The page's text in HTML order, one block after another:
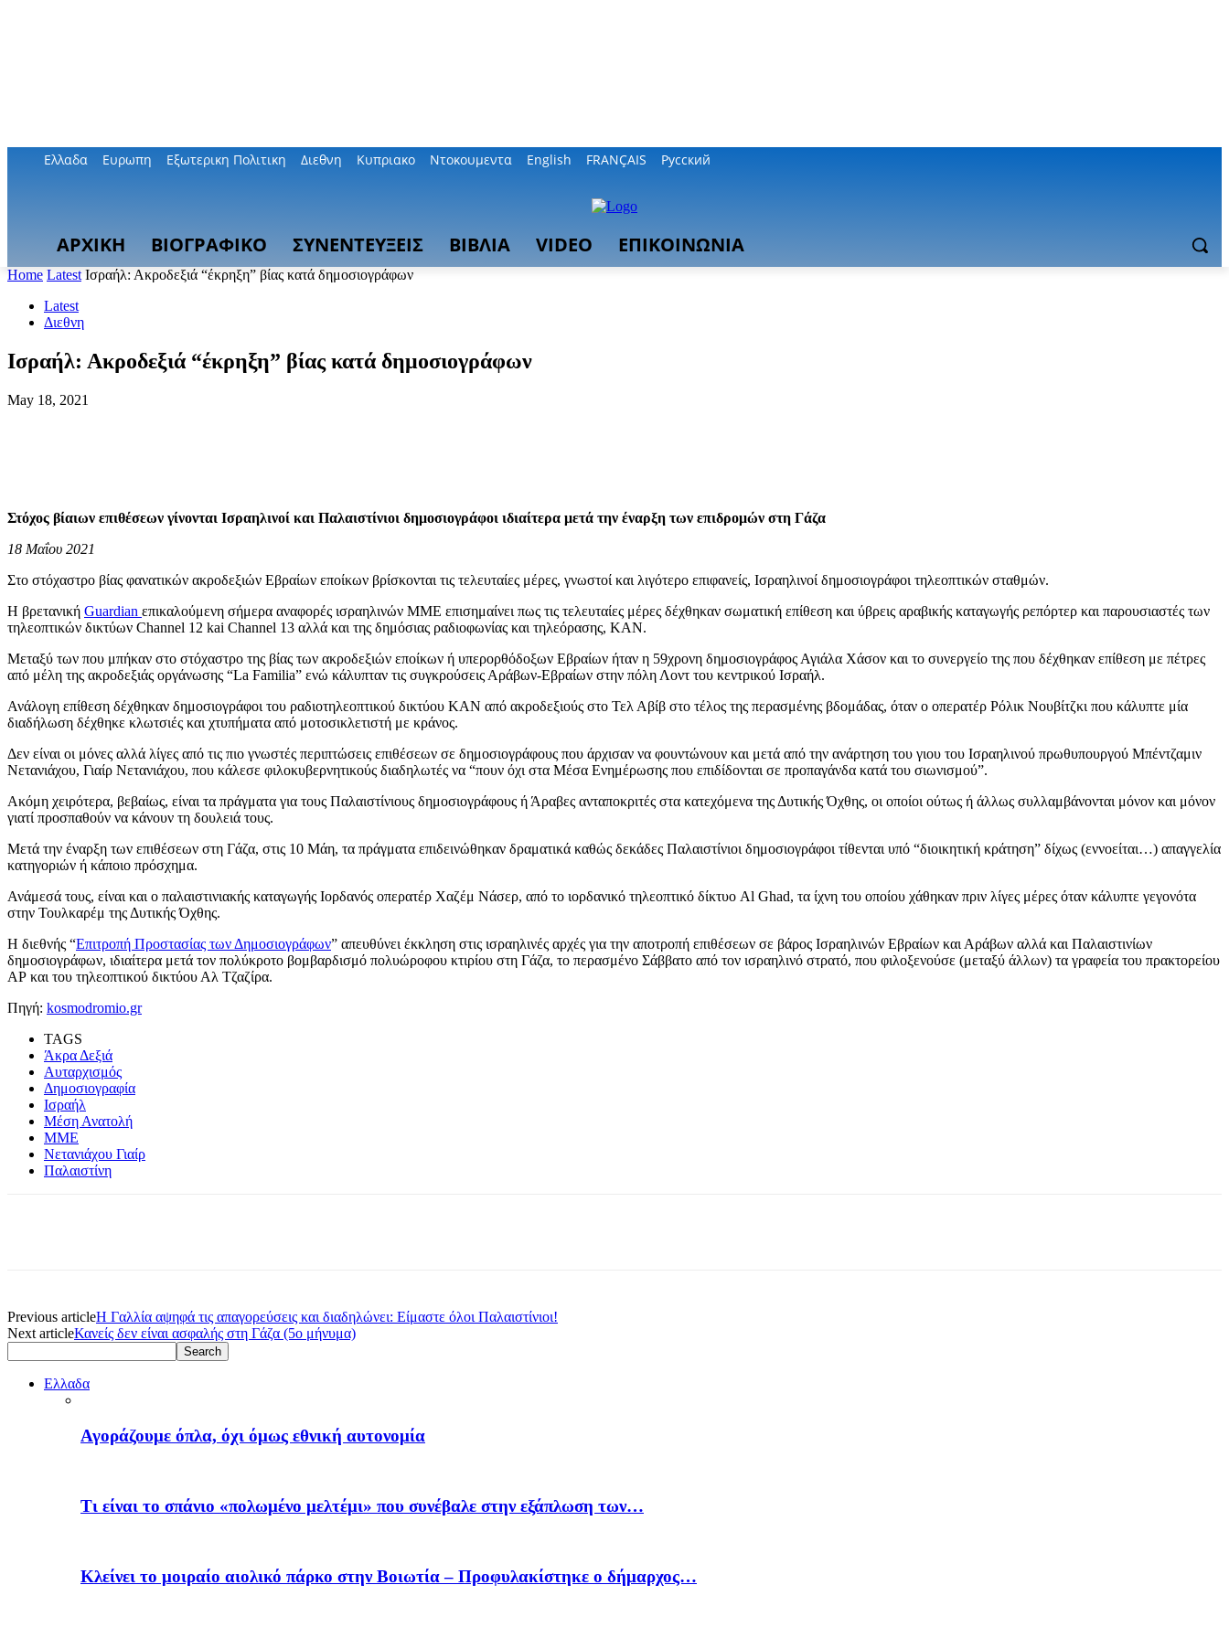
Ελλαδα Ευρωπη Εξωτερικη Πολιτικη Διεθνη Κυπριακο Ντοκουμεντα English FRANÇAIS Русский
ΑΡΧΙΚΗ ΒΙΟΓΡΑΦΙΚΟ ΣΥΝΕΝΤΕΥΞΕΙΣ ΒΙΒΛΙΑ VIDEO ΕΠΙΚΟΙΝΩΝΙΑ
Home Latest Ισραήλ: Ακροδεξιά “έκρηξη” βίας κατά δημοσιογράφων
Latest
Διεθνη
Ισραήλ: Ακροδεξιά “έκρηξη” βίας κατά δημοσιογράφων
May 18, 2021
Στόχος βίαιων επιθέσεων γίνονται Ισραηλινοί και Παλαιστίνιοι δημοσιογράφοι ιδιαίτερα μετά την έναρξη των επιδρομών στη Γάζα
18 Μαΐου 2021
Στο στόχαστρο βίας φανατικών ακροδεξιών Εβραίων εποίκων βρίσκονται τις τελευταίες μέρες, γνωστοί και λιγότερο επιφανείς, Ισραηλινοί δημοσιογράφοι τηλεοπτικών σταθμών.
Η βρετανική Guardian επικαλούμενη σήμερα αναφορές ισραηλινών ΜΜΕ επισημαίνει πως τις τελευταίες μέρες δέχθηκαν σωματική επίθεση και ύβρεις αραβικής καταγωγής ρεπόρτερ και παρουσιαστές των
τηλεοπτικών δικτύων Channel 12 kai Channel 13 αλλά και της δημόσιας ραδιοφωνίας και τηλεόρασης, KAN.
Μεταξύ των που μπήκαν στο στόχαστρο της βίας των ακροδεξιών εποίκων ή υπερορθόδοξων Εβραίων ήταν η 59χρονη δημοσιογράφος Αγιάλα Χάσον και το συνεργείο της που δέχθηκαν επίθεση με πέτρες
από μέλη της ακροδεξιάς οργάνωσης “La Familia” ενώ κάλυπταν τις συγκρούσεις Αράβων-Εβραίων στην πόλη Λοντ του κεντρικού Ισραήλ.
Ανάλογη επίθεση δέχθηκαν δημοσιογράφοι του ραδιοτηλεοπτικού δικτύου ΚΑΝ από ακροδεξιούς στο Τελ Αβίβ στο τέλος της περασμένης βδομάδας, όταν ο οπερατέρ Ρόλικ Νουβίτζκι που κάλυπτε μία
διαδήλωση δέχθηκε κλωτσιές και χτυπήματα από μοτοσικλετιστή με κράνος.
Δεν είναι οι μόνες αλλά λίγες από τις πιο γνωστές περιπτώσεις επιθέσεων σε δημοσιογράφους που άρχισαν να φουντώνουν και μετά από την ανάρτηση του γιου του Ισραηλινού πρωθυπουργού Μπέντζαμιν
Νετανιάχου, Γιαίρ Νετανιάχου, που κάλεσε φιλοκυβερνητικούς διαδηλωτές να “πουν όχι στα Μέσα Ενημέρωσης που επιδίδονται σε προπαγάνδα κατά του σιωνισμού”.
Ακόμη χειρότερα, βεβαίως, είναι τα πράγματα για τους Παλαιστίνιους δημοσιογράφους ή Άραβες ανταποκριτές στα κατεχόμενα της Δυτικής Όχθης, οι οποίοι ούτως ή άλλως συλλαμβάνονται μόνον και μόνον
γιατί προσπαθούν να κάνουν τη δουλειά τους.
Μετά την έναρξη των επιθέσεων στη Γάζα, στις 10 Μάη, τα πράγματα επιδεινώθηκαν δραματικά καθώς δεκάδες Παλαιστίνιοι δημοσιογράφοι τίθενται υπό “διοικητική κράτηση” δίχως (εννοείται…) απαγγελία
κατηγοριών ή κάποιο πρόσχημα.
Ανάμεσά τους, είναι και ο παλαιστινιακής καταγωγής Ιορδανός οπερατέρ Χαζέμ Νάσερ, από το ιορδανικό τηλεοπτικό δίκτυο Al Ghad, τα ίχνη του οποίου χάθηκαν πριν λίγες μέρες όταν κάλυπτε γεγονότα
στην Τουλκαρέμ της Δυτικής Όχθης.
Η διεθνής “Επιτροπή Προστασίας των Δημοσιογράφων” απευθύνει έκκληση στις ισραηλινές αρχές για την αποτροπή επιθέσεων σε βάρος Ισραηλινών Εβραίων και Αράβων αλλά και Παλαιστινίων
δημοσιογράφων, ιδιαίτερα μετά τον πολύκροτο βομβαρδισμό πολυώροφου κτιρίου στη Γάζα, το περασμένο Σάββατο από τον ισραηλινό στρατό, που φιλοξενούσε (μεταξύ άλλων) τα γραφεία του πρακτορείου
ΑΡ και του τηλεοπτικού δικτύου Αλ Τζαζίρα.
Πηγή: kosmodromio.gr
TAGS
Άκρα Δεξιά
Αυταρχισμός
Δημοσιογραφία
Ισραήλ
Μέση Ανατολή
ΜΜΕ
Νετανιάχου Γιαίρ
Παλαιστίνη
Previous articleΗ Γαλλία αψηφά τις απαγορεύσεις και διαδηλώνει: Είμαστε όλοι Παλαιστίνιοι!
Next articleΚανείς δεν είναι ασφαλής στη Γάζα (5ο μήνυμα)
Ελλαδα
Αγοράζουμε όπλα, όχι όμως εθνική αυτονομία
Τι είναι το σπάνιο «πολωμένο μελτέμι» που συνέβαλε στην εξάπλωση των…
Κλείνει το μοιραίο αιολικό πάρκο στην Βοιωτία – Προφυλακίστηκε ο δήμαρχος…